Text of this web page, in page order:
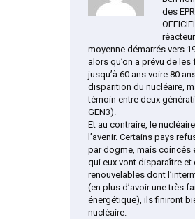
des
moyenne démarrés vers
alors qu’on a prévu de
jusqu’à 60 ans voire 80
disparition du nucléaire,
témoin entre deux
GEN3).
Et au contraire, le
l’avenir. Certains pays
par dogme, mais coincés
qui eux vont disparaître et
renouvelables dont
(en plus d’avoir une très
énergétique), ils finiront
nucléaire.